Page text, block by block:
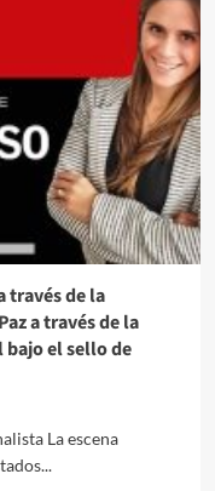
través de la
a través de la
el sello de
La escena